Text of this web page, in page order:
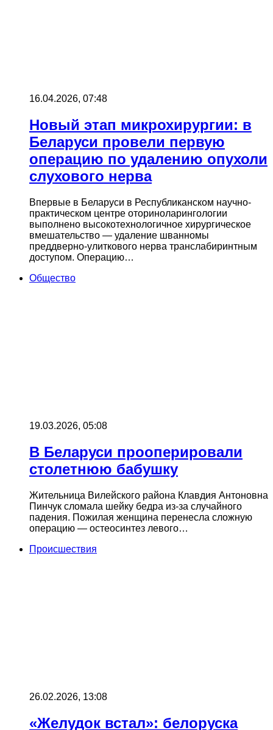
16.04.2026, 07:48
Новый этап микрохирургии: в
Беларуси провели первую
операцию по удалению опухоли
слухового нерва
Впервые в Беларуси в Республиканском научно-
практическом центре оториноларингологии
выполнено высокотехнологичное хирургическое
вмешательство — удаление шванномы
преддверно-улиткового нерва транслабиринтным
доступом. Операцию…
Общество
19.03.2026, 05:08
В Беларуси прооперировали
столетнюю бабушку
Жительница Вилейского района Клавдия Антоновна
Пинчук сломала шейку бедра из-за случайного
падения. Пожилая женщина перенесла сложную
операцию — остеосинтез левого…
Происшествия
26.02.2026, 13:08
«Желудок встал»: белоруска